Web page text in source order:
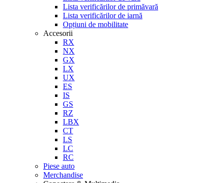
Lista verificărilor de primăvară
Lista verificărilor de iarnă
Opțiuni de mobilitate
Accesorii
RX
NX
GX
LX
UX
ES
IS
GS
RZ
LBX
CT
LS
LC
RC
Piese auto
Merchandise